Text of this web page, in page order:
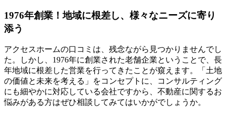
1976年創業！地域に根差し、様々なニーズに寄り
添う
アクセスホームの口コミは、残念ながら見つかりませんでし
た。しかし、1976年に創業された老舗企業ということで、長
年地域に根差した営業を行ってきたことが窺えます。「土地
の価値と未来を考える」をコンセプトに、
コンサルティング
にも細やかに対応している会社ですから、不動産に関するお
悩みがある方はぜひ相談してみてはいかがでしょうか。